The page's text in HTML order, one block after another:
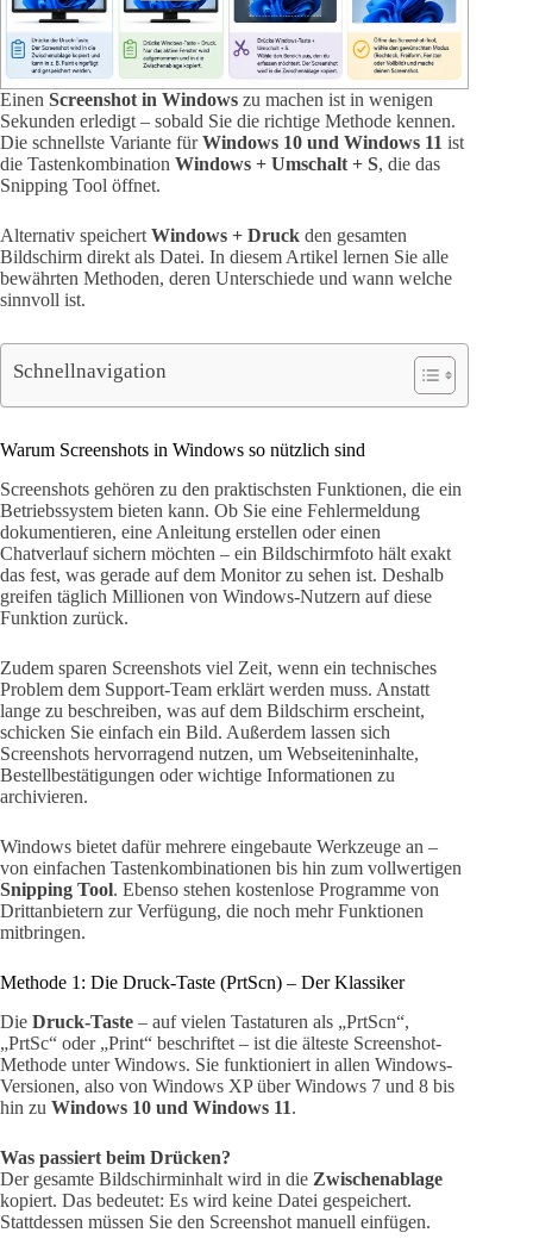
Einen Screenshot in Windows zu machen ist in wenigen
Sekunden erledigt – sobald Sie die richtige Methode kennen.
Die schnellste Variante fürWindows 10 und Windows 11 ist
die Tastenkombination Windows + Umschalt + S, die das
Snipping Tool öffnet.
Alternativ speichert Windows + Druck den gesamten
Bildschirm direkt als Datei. In diesem Artikel lernen Sie alle
bewährten Methoden, deren Unterschiede und wann welche
sinnvoll ist.
Schnellnavigation
Warum Screenshots in Windows so nützlich sind
Screenshots gehören zu den praktischsten Funktionen, die ein
Betriebssystem bieten kann. Ob Sie eine Fehlermeldung
dokumentieren, eine Anleitung erstellen oder einen
Chatverlauf sichern möchten – ein Bildschirmfoto hält exakt
das fest, was gerade auf dem Monitor zu sehen ist. Deshalb
greifen täglich Millionen von Windows-Nutzern auf diese
Funktion zurück.
Zudem sparen Screenshots viel Zeit, wenn ein technisches
Problem dem Support-Team erklärt werden muss. Anstatt
lange zu beschreiben, was auf dem Bildschirm erscheint,
schicken Sie einfach ein Bild. Außerdem lassen sich
Screenshots hervorragend nutzen, um Webseiteninhalte,
Bestellbestätigungen oder wichtige Informationen zu
archivieren.
Windows bietet dafür mehrere eingebaute Werkzeuge an –
von einfachen Tastenkombinationen bis hin zum vollwertigen
Snipping Tool. Ebenso stehen kostenlose Programme von
Drittanbietern zur Verfügung, die noch mehr Funktionen
mitbringen.
Methode 1: Die Druck-Taste (PrtScn) – Der Klassiker
Die Druck-Taste – auf vielen Tastaturen als „PrtScn“,
„PrtSc“ oder „Print“ beschriftet – ist die älteste Screenshot-
Methode unter Windows. Sie funktioniert in allen Windows-
Versionen, also von Windows XP über Windows 7 und 8 bis
hin zu Windows 10 und Windows 11.
Was passiert beim Drücken?
Der gesamte Bildschirminhalt wird in die Zwischenablage
kopiert. Das bedeutet: Es wird keine Datei gespeichert.
Stattdessen müssen Sie den Screenshot manuell einfügen.